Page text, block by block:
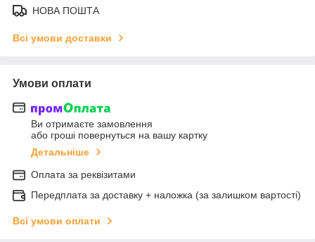
НОВА ПОШТА
Всі умови доставки
Умови оплати
Ви отримаєте замовлення
або гроші повернуться на вашу картку
Детальніше
Оплата за реквізитами
Передплата за доставку + наложка (за залишком вартості)
Всі умови оплати